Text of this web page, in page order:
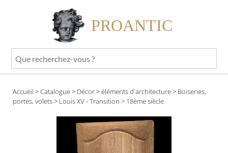
PROANTIC
Que
recherchez-
?
Accueil >Catalogue> Décor>éléments d'architecture> Boiseries,
portes, volets> Louis XV - Transition > 18ème siècle